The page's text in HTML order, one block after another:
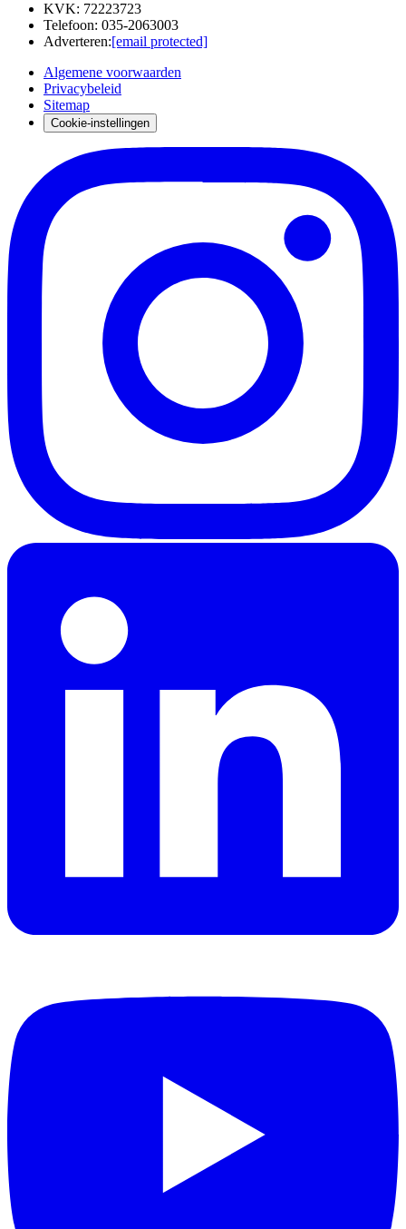
KVK: 72223723
Telefoon: 035-2063003
Adverteren:[email protected]
Algemene voorwaarden
Privacybeleid
Sitemap
Cookie-instellingen